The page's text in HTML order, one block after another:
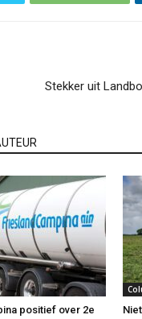
Stekker uit
positief over 2e